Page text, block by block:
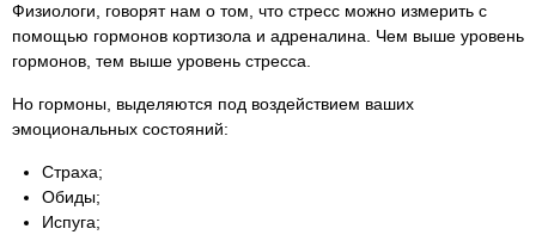
Физиологи, говорят нам о том, что стресс можно измерить с
помощью гормонов кортизола и адреналина. Чем выше уровень
гормонов, тем выше уровень стресса.
Но гормоны, выделяются под воздействием ваших
эмоциональных состояний:
Страха;
Обиды;
Испуга;